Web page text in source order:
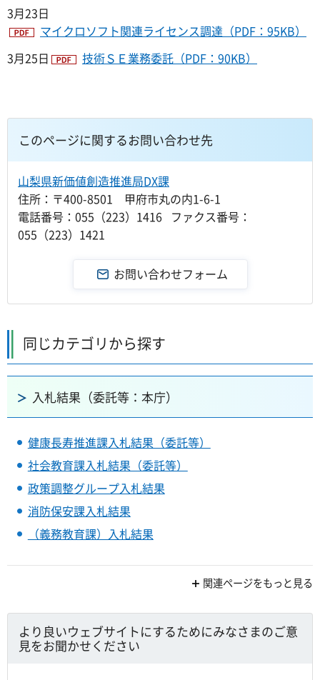
3月23日
マイクロソフト関連ライセンス調達（PDF：95KB）
3月25日
技術ＳＥ業務委託（PDF：90KB）
このページに関するお問い合わせ先
山梨県新価値創造推進局DX課
住所：〒400-8501 甲府市丸の内1-6-1
電話番号：055（223）1416 ファクス番号：
055（223）1421
同じカテゴリから探す
入札結果（委託等：本庁）
健康長寿推進課入札結果（委託等）
社会教育課入札結果（委託等）
政策調整グループ入札結果
消防保安課入札結果
（義務教育課）入札結果
関連ページをもっと見る
より良いウェブサイトにするためにみなさまのご意
見をお聞かせください